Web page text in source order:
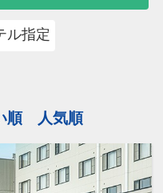
ル指定
順 人気順